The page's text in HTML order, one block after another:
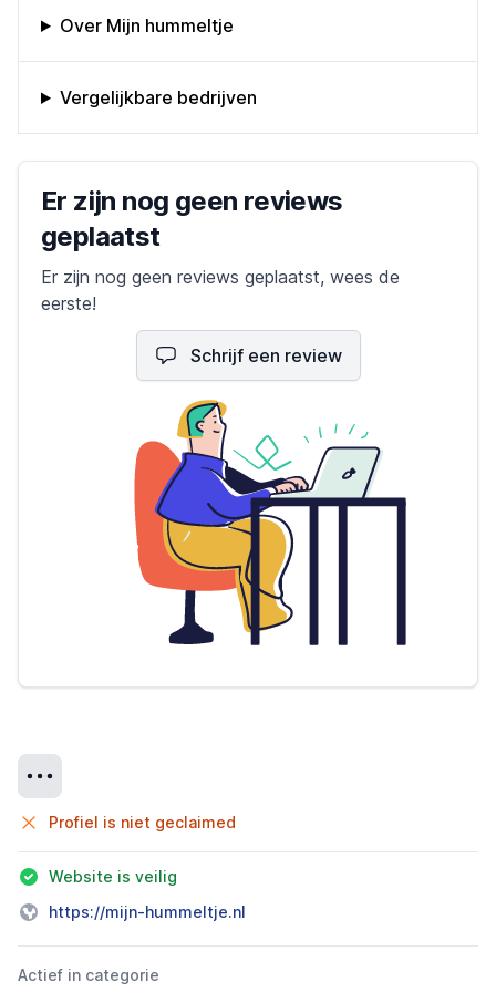
Over Mijn hummeltje
Vergelijkbare bedrijven
Bedrijfs reviews
Er zijn nog geen reviews
geplaatst
Er zijn nog geen reviews geplaatst, wees de
eerste!
Schrijf een review
Profiel is niet geclaimed
Website is veilig
https://mijn-hummeltje.nl
Actief in categorie